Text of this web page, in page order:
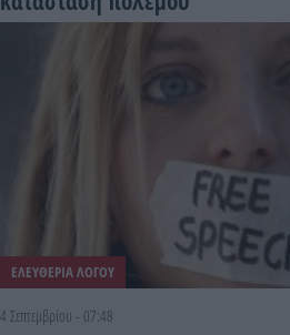
ΕΛΕΥΘΕΡΙΑ ΛΟΓΟΥ
4 Σεπτεμβρίου - 07:48